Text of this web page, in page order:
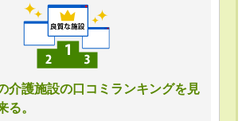
介護施設の口コミランキングを見
る。